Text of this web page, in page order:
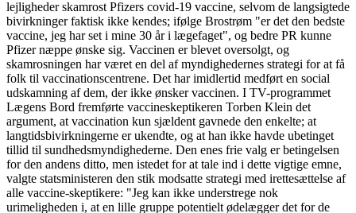
lejligheder skamrost Pfizers covid-19 vaccine, selvom de langsigtede
bivirkninger faktisk ikke kendes; ifølge Brostrøm "er det den bedste
vaccine, jeg har set i mine 30 år i lægefaget", og bedre PR kunne
Pfizer næppe ønske sig. Vaccinen er blevet oversolgt, og
skamrosningen har været en del af myndighedernes strategi for at få
folk til vaccinationscentrene. Det har imidlertid medført en social
udskamning af dem, der ikke ønsker vaccinen. I TV-programmet
Lægens Bord fremførte vaccineskeptikeren Torben Klein det
argument, at vaccination kun sjældent gavnede den enkelte; at
langtidsbivirkningerne er ukendte, og at han ikke havde ubetinget
tillid til sundhedsmyndighederne. Den enes frie valg er betingelsen
for den andens ditto, men istedet for at tale ind i dette vigtige emne,
valgte statsministeren den stik modsatte strategi med irettesættelse af
alle vaccine-skeptikere: "Jeg kan ikke understrege nok
urimeligheden i, at en lille gruppe potentielt ødelægger det for de